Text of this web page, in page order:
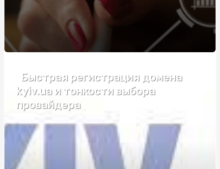
Серебряные кулоны с именем: персонализированное
Электроковрики: удобство и недостатки
Габіон декор: стильне рішення для вашого простору
Каннабидиол таблетки: в чем плюсы и кому подойдут
Як калька для квітів впливає на збереження букетів
Танці для підлітків в Києві: путівник по студіях, цінах
та можливостях для кастингів і батлів
Быстрая регистрация домена
kyiv.ua и тонкости выбора
провайдера